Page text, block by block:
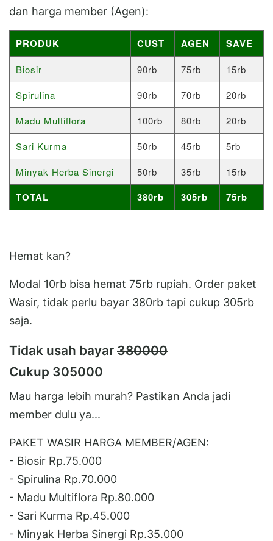
dan harga member (Agen):
PRODUK CUST AGEN SAVE
Biosir 90rb 75rb
15rb
Spirulina
90rb 70rb
20rb
Madu Multiflora
100rb 80rb
20rb
Sari Kurma
50rb 45rb
5rb
Minyak Herba Sinergi
50rb 35rb 15rb
TOTAL 380rb 305rb 75rb
Hemat kan?
Modal 10rb bisa hemat 75rb rupiah. Order paket
Wasir, tidak perlu bayar 380rb tapi cukup 305rb
saja.
Tidak usah bayar 380000
Cukup 305000
Mau harga lebih murah? Pastikan Anda jadi
member dulu ya...
PAKET WASIR HARGA MEMBER/AGEN:
- Biosir Rp.75.000
- Spirulina Rp.70.000
- Madu Multiflora Rp.80.000
- Sari Kurma Rp.45.000
- Minyak Herba Sinergi Rp.35.000